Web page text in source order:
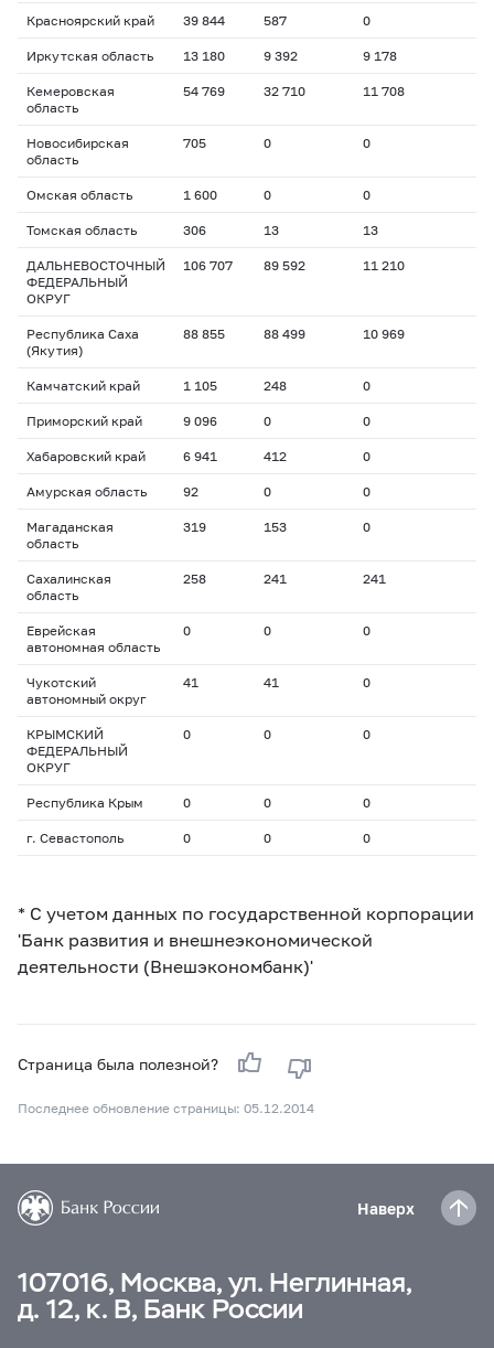
Красноярский край 39 844 587 0
Иркутская область 13 180 9 392 9 178
Кемеровская
область
54 769 32 710 11 708
Новосибирская
область
705 0 0
Омская область 1 600 0 0
Томская область 306 13 13
ДАЛЬНЕВОСТОЧНЫЙ
ФЕДЕРАЛЬНЫЙ
ОКРУГ
106 707 89 592 11 210
Республика Саха
(Якутия)
88 855 88 499 10 969
Камчатский край 1 105 248 0
Приморский край 9 096 0 0
Хабаровский край 6 941 412 0
Амурская область 92 0 0
Магаданская
область
319 153 0
Сахалинская
область
258 241 241
Еврейская
автономная область
0 0 0
Чукотский
автономный округ
41 41 0
КРЫМСКИЙ
ФЕДЕРАЛЬНЫЙ
ОКРУГ
0 0 0
Республика Крым 0 0 0
г. Севастополь 0 0 0
* С учетом данных по государственной корпорации
'Банк развития и внешнеэкономической
деятельности (Внешэкономбанк)'
Страница была полезной?
Последнее обновление страницы: 05.12.2014
Наверх
107016, Москва, ул. Неглинная,
д. 12, к. В, Банк России